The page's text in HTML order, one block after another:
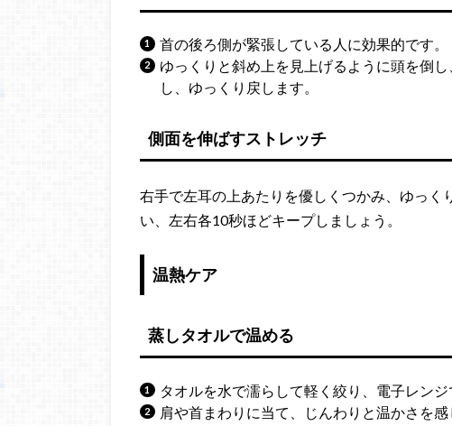
首の後ろ側が緊張している人に効果的です。
ゆっくりと斜め上を見上げるように頭を倒
し、ゆっくり戻します。
側面を伸ばすストレッチ
右手で左耳の上あたりを優しくつかみ、ゆっく
い、左右各10秒ほどキープしましょう。
温熱ケア
蒸しタオルで温める
タオルを水で濡らして軽く絞り、電子レンジ
肩や首まわりに当て、じんわりと温かさを